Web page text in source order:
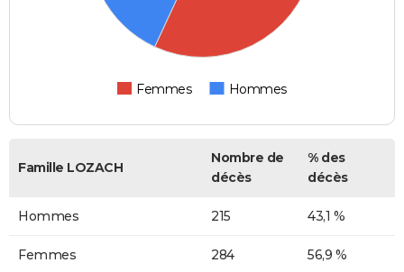
Femmes Hommes
Famille LOZACH
Nombre de
décès
% des
décès
Hommes 215 43,1 %
Femmes 284 56,9 %